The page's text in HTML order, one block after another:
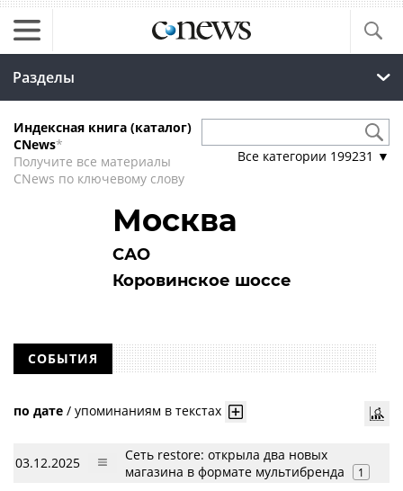
Разделы
Индексная книга (каталог)
CNews*
Получите все материалы
CNews по ключевому слову
Все категории 199231 ▼
Москва
САО
Коровинское шоссе
СОБЫТИЯ
по дате / упоминаниям в текстах
03.12.2025
Сеть restore: открыла два новых
магазина в формате мультибренда
1